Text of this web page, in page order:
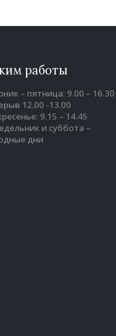
работы
– пятница: 9.00 – 16.30
12.00 -13.00
9.15 – 14.45
и суббота –
дни